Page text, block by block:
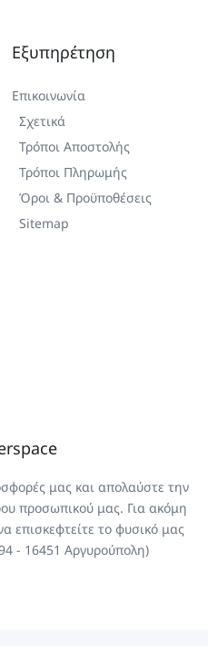
Εξυπηρέτηση
Επικοινωνία
Σχετικά
Τρόποι Αποστολής
Τρόποι Πληρωμής
Όροι & Προϋποθέσεις
Sitemap
μας και απολαύστε την
προσωπικού μας. Για ακόμη
επισκεφτείτε το φυσικό μας
- 16451 Αργυρούπολη)